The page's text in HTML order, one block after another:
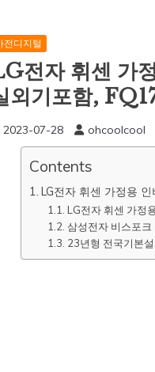
전디지털
전자 휘센 가
외기포함,
2023-07-28 ohcoolcool
Contents
LG전자 휘센 가정용
LG전자 휘센 가정
삼성전자 비스포
23년형 전국기본